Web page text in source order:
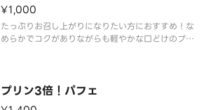
¥1,000
たっぷりお召し上がりになりたい方におすすめ！な
めらかでコクがありながらも軽やかな口どけのプリ
いを実現しました。
プリン3倍！パフェ